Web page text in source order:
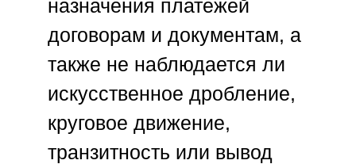
назначения платежей
договорам и документам, а
также не наблюдается ли
искусственное дробление,
круговое движение,
транзитность или вывод